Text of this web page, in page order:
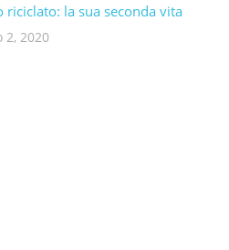
riciclato: la sua seconda vita​
2, 2020